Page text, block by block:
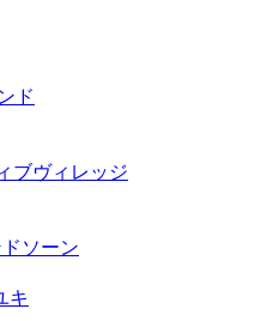
ド
ブヴィレッジ
ソーン
キ